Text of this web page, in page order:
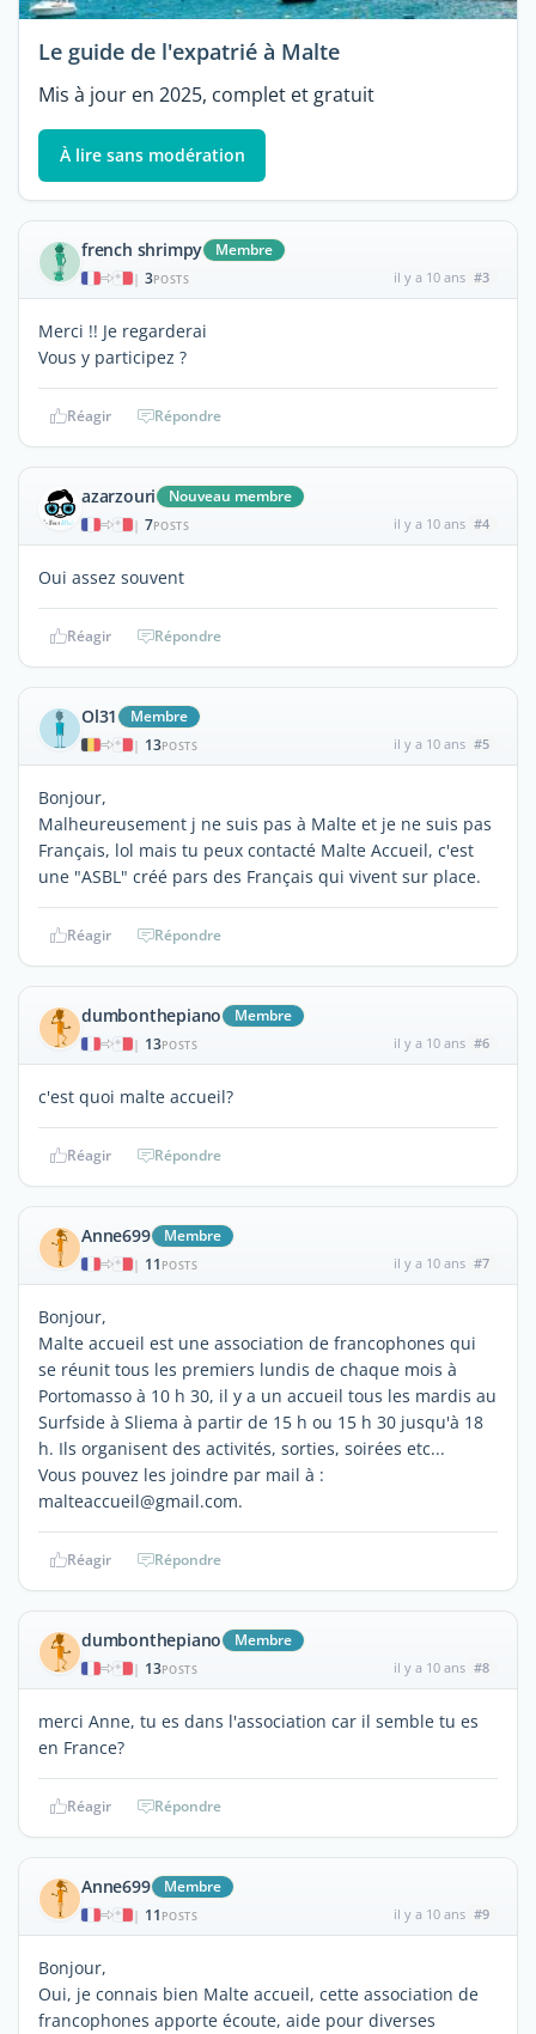
Le guide de l'expatrié à Malte
Mis à jour en 2025, complet et gratuit
À lire sans modération
french shrimpy Membre
| 3POSTS il y a 10 ans #3
Merci !! Je regarderai
Vous y participez ?
Réagir Répondre
azarzouri Nouveau membre
| 7POSTS il y a 10 ans #4
Oui assez souvent
Réagir Répondre
Ol31 Membre
| 13POSTS il y a 10 ans #5
Bonjour,
Malheureusement j ne suis pas à Malte et je ne suis pas
Français, lol mais tu peux contacté Malte Accueil, c'est
une "ASBL" créé pars des Français qui vivent sur place.
Réagir Répondre
dumbonthepiano Membre
| 13POSTS il y a 10 ans #6
c'est quoi malte accueil?
Réagir Répondre
Anne699 Membre
| 11 POSTS il y a 10 ans #7
Bonjour,
Malte accueil est une association de francophones qui
se réunit tous les premiers lundis de chaque mois à
Portomasso à 10 h 30, il y a un accueil tous les mardis au
Surfside à Sliema à partir de 15 h ou 15 h 30 jusqu'à 18
h. Ils organisent des activités, sorties, soirées etc...
Vous pouvez les joindre par mail à :
malteaccueil@gmail.com.
Réagir Répondre
dumbonthepiano Membre
| 13POSTS il y a 10 ans #8
merci Anne, tu es dans l'association car il semble tu es
en France?
Réagir Répondre
Anne699 Membre
| 11 POSTS il y a 10 ans #9
Bonjour,
Oui, je connais bien Malte accueil, cette association de
francophones apporte écoute, aide pour diverses